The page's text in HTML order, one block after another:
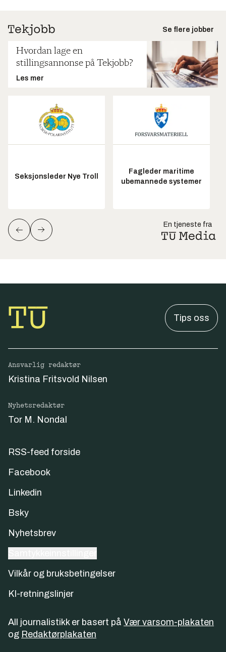
Se flere jobber
Hvordan lage en
stillingsannonse på Tekjobb?
Les mer
Seksjonsleder Nye Troll
Fagleder maritime
ubemannede systemer
En tjeneste fra
Tips oss
Ansvarlig redaktør
Kristina Fritsvold Nilsen
Nyhetsredaktør
Tor M. Nondal
RSS-feed forside
Facebook
Linkedin
Bsky
Nyhetsbrev
Vilkår og bruksbetingelser
KI-retningslinjer
All journalistikk er basert på Vær varsom-plakaten
og Redaktørplakaten